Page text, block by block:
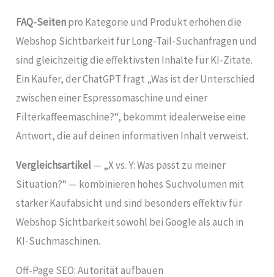
FAQ-Seitenpro Kategorie und Produkt erhöhen die
Webshop Sichtbarkeit für Long-Tail-Suchanfragen und
sind gleichzeitig die effektivsten Inhalte für KI-Zitate.
Ein Käufer, der ChatGPT fragt „Was ist der Unterschied
zwischen einer Espressomaschine und einer
Filterkaffeemaschine?“, bekommt idealerweise eine
Antwort, die auf deinen informativen Inhalt verweist.
Vergleichsartikel— „X vs. Y: Was passt zu meiner
Situation?“ — kombinieren hohes Suchvolumen mit
starker Kaufabsicht und sind besonders effektiv für
Webshop Sichtbarkeit sowohl bei Google als auch in
KI-Suchmaschinen.
Off-Page SEO: Autorität aufbauen